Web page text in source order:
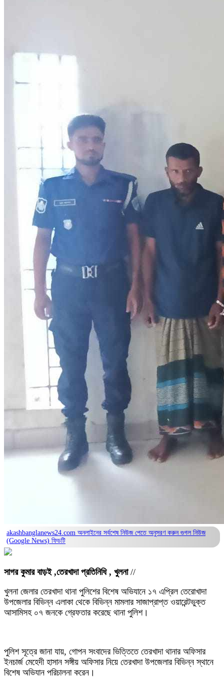
akashbanglanews24.com অনলাইনের সর্বশেষ নিউজ পেতে অনুসরণ করুন গুগল নিউজ
(Google News) ফিডটি
সাগর কুমার বাড়ই ,তেরখাদা প্রতিনিধি , খুলনা//
খুলনা জেলার তেরখাদা থানা পুলিশের বিশেষ অভিযানে ১৭ এপ্রিল তেরোখাদা
উপজেলার বিভিন্ন এলাকা থেকে বিভিন্ন মামলার সাজাপ্রাপ্ত ওয়ারেন্টভুক্ত
আসামিসহ ০৭ জনকে গ্রেফতার করেছে থানা পুলিশ।
পুলিশ সূত্রে জানা যায়, গোপন সংবাদের ভিত্তিতে তেরখাদা থানার অফিসার
ইনচার্জ মেহেদী হাসান সঙ্গীয় অফিসার নিয়ে তেরখাদা উপজেলার বিভিন্ন স্থানে
বিশেষ অভিযান পরিচালনা করেন।